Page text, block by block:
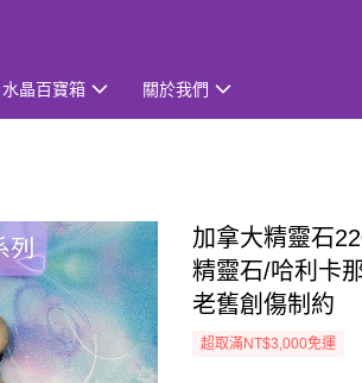
水晶百寶箱 關於我們
加拿大精靈石
精靈石/哈利卡
老舊創傷制約
超取滿NT$3,000免運